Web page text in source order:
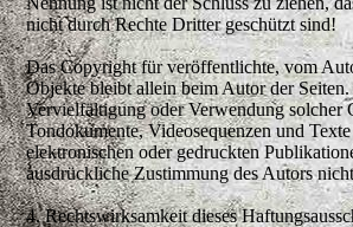
nicht durch Rechte Dritter geschützt sind!
Das Copyright für veröffentlichte, vom
Objekte bleibt allein beim Autor der
Vervielfältigung oder Verwendung solcher
Tondokumente, Videosequenzen und
elektronischen oder gedruckten
ausdrückliche Zustimmung des Autors
4. Rechtswirksamkeit dieses